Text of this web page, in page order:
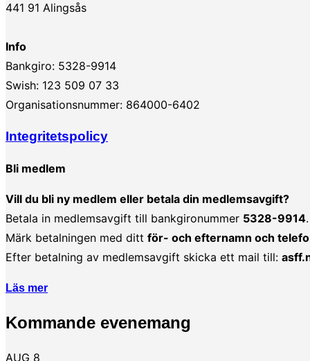
441 91 Alingsås
Info
Bankgiro: 5328-9914
Swish: 123 509 07 33
Organisationsnummer: 864000-6402
Integritetspolicy
Bli medlem
Vill du bli ny medlem eller betala din medlemsavgift?
Betala in medlemsavgift till bankgironummer 5328-9914.
Märk betalningen med ditt för- och efternamn och
Efter betalning av medlemsavgift skicka ett mail till:
Läs mer
Kommande evenemang
AUG 8